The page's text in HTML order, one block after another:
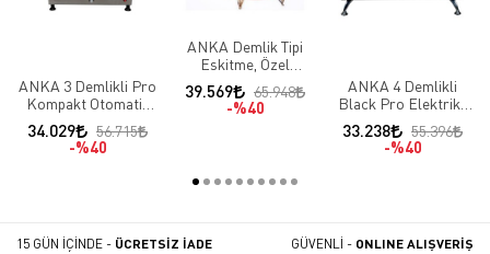
ANKA 3 Demlikli Pro
Kompakt Otomatik
Çay Makinesi
34.029
56.715
%40
ANKA Demlik Tipi
Eskitme, Özel
İşlemeli Bakır 3
Demlikli Elektrikli
Semaver
39.569
65.948
%40
ANKA 4 Demlikli
Black Pro Elektrikli
Çay Makineleri
33.238
55.396
%40
15 GÜN İÇİNDE - ÜCRETSİZ İADE GÜVENLİ - ONLINE ALIŞVERİŞ